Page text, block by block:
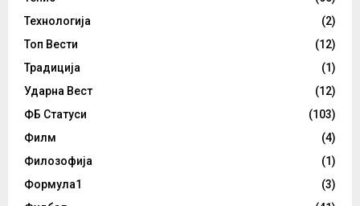
Технологија
(2)
Топ Вести
(12)
Традиција
(1)
Ударна Вест
(12)
ФБ Статуси
(103)
Филм
(4)
Филозофија
(1)
Формула1
(3)